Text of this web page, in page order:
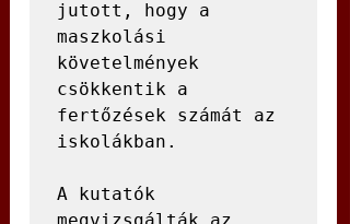
jutott, hogy a
maszkolási
követelmények
csökkentik a
fertőzések számát az
iskolákban.
A kutatók